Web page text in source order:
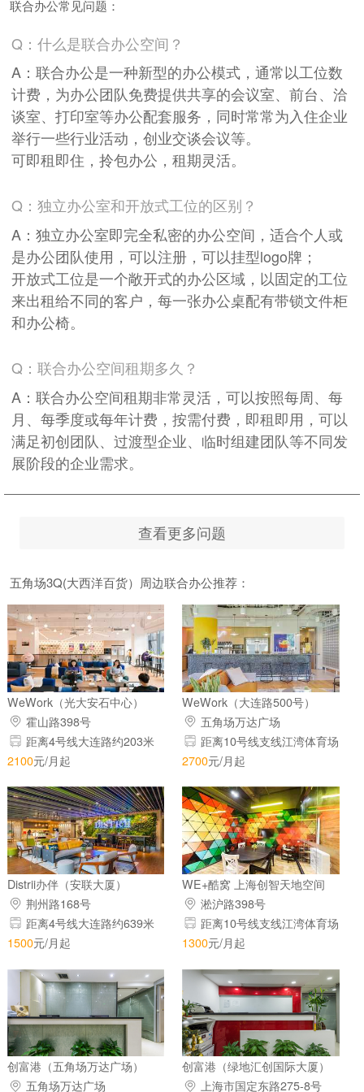
联合办公常见问题：
Q：什么是联合办公空间？
A：联合办公是一种新型的办公模式，通常以工位数
计费，为办公团队免费提供共享的会议室、前台、洽
谈室、打印室等办公配套服务，同时常常为入住企业
举行一些行业活动，创业交谈会议等。
可即租即住，拎包办公，租期灵活。
Q：独立办公室和开放式工位的区别？
A：独立办公室即完全私密的办公空间，适合个人或
是办公团队使用，可以注册，可以挂型logo牌；
开放式工位是一个敞开式的办公区域，以固定的工位
来出租给不同的客户，每一张办公桌配有带锁文件柜
和办公椅。
Q：联合办公空间租期多久？
A：联合办公空间租期非常灵活，可以按照每周、每
月、每季度或每年计费，按需付费，即租即用，可以
满足初创团队、过渡型企业、临时组建团队等不同发
展阶段的企业需求。
查看更多问题
五角场3Q(大西洋百货）周边联合办公推荐：
WeWork（光大安石中心）
霍山路398号
距离4号线大连路约203米
2100元/月起
WeWork（大连路500号）
五角场万达广场
距离10号线支线江湾体育场
约132米
2700元/月起
Distrii办伴（安联大厦）
荆州路168号
距离4号线大连路约639米
1500元/月起
WE+酷窝 上海创智天地空间
淞沪路398号
距离10号线支线江湾体育场
约454米
1300元/月起
创富港（五角场万达广场）
五角场万达广场
创富港（绿地汇创国际大厦）
上海市国定东路275-8号